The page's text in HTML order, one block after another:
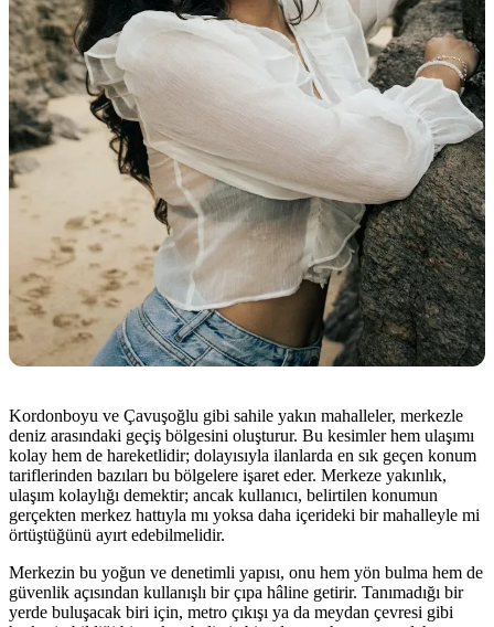
Kordonboyu ve Çavuşoğlu gibi sahile yakın mahalleler, merkezle
deniz arasındaki geçiş bölgesini oluşturur. Bu kesimler hem ulaşımı
kolay hem de hareketlidir; dolayısıyla ilanlarda en sık geçen konum
tariflerinden bazıları bu bölgelere işaret eder. Merkeze yakınlık,
ulaşım kolaylığı demektir; ancak kullanıcı, belirtilen konumun
gerçekten merkez hattıyla mı yoksa daha içerideki bir mahalleyle mi
örtüştüğünü ayırt edebilmelidir.
Merkezin bu yoğun ve denetimli yapısı, onu hem yön bulma hem de
güvenlik açısından kullanışlı bir çıpa hâline getirir. Tanımadığı bir
yerde buluşacak biri için, metro çıkışı ya da meydan çevresi gibi